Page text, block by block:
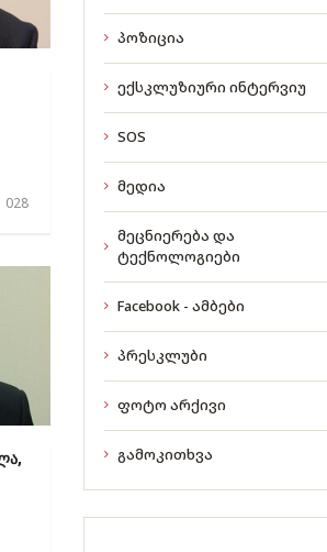
028
პოზიცია
ექსკლუზიური ინტერვიუ
SOS
მედია
მეცნიერება და
ტექნოლოგიები
Facebook - ამბები
პრესკლუბი
ფოტო არქივი
გამოკითხვა